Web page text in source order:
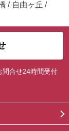
/ 自由ヶ丘 /
問合せ24時間受付